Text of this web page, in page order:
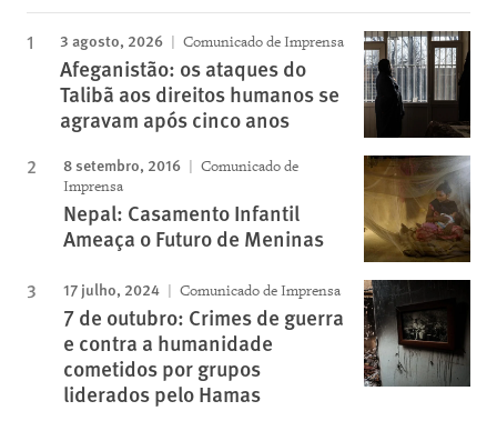
3 agosto, 2026 Comunicado de Imprensa
Afeganistão: os ataques do
Talibã aos direitos humanos se
agravam após cinco anos
8 setembro, 2016
Comunicado de
Imprensa
Nepal: Casamento Infantil
Ameaça o Futuro de Meninas
17 julho, 2024 Comunicado de Imprensa
7 de outubro: Crimes de guerra
e contra a humanidade
cometidos por grupos
liderados pelo Hamas